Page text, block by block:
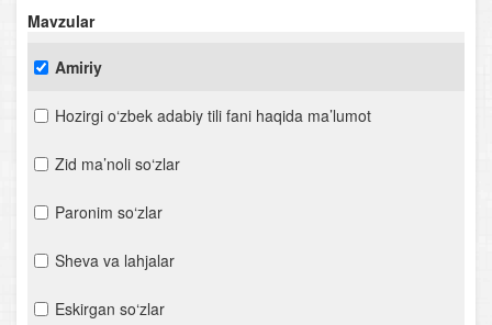
Mavzular
Amiriy
Hozirgi o‘zbek adabiy tili fani haqida ma’lumot
Zid ma’noli so‘zlar
Paronim so‘zlar
Sheva va lahjalar
Eskirgan so‘zlar